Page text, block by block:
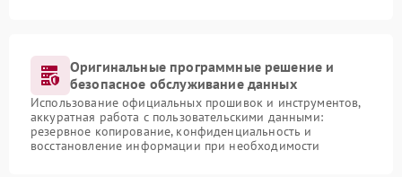
Оригинальные программные решение и
безопасное обслуживание данных
Использование официальных прошивок и инструментов,
аккуратная работа с пользовательскими данными:
резервное копирование, конфиденциальность и
восстановление информации при необходимости